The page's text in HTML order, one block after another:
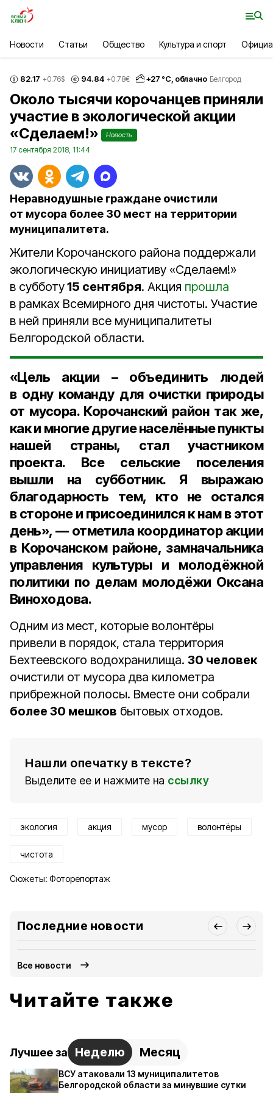
Новости Статьи Общество Культура и спорт
82.17 +0.76$ 94.84 +0.78€ +27 °С, облачно Белгород
Около тысячи корочанцев приняли
участие в экологической акции
«Сделаем!»
Новость
17 сентября 2018, 11:44
Неравнодушные граждане очистили
от мусора более 30 мест на территории
муниципалитета.
Жители Корочанского района поддержали
экологическую инициативу «Сделаем!»
в субботу15 сентября. Акция прошла
в рамках Всемирного дня чистоты. Участие
в ней приняли все муниципалитеты
Белгородской области.
«Цель акции – объединить людей
в одну команду для очистки природы
от мусора. Корочанский район так же,
как и многие другие населённые пункты
нашей страны, стал участником
проекта. Все сельские поселения
вышли на субботник. Я выражаю
благодарность тем, кто не остался
в стороне и присоединился к нам в этот
день», — отметила координатор акции
в Корочанском районе, замначальника
управления культуры и молодёжной
политики по делам молодёжи Оксана
Виноходова.
Одним из мест, которые волонтёры
привели в порядок, стала территория
Бехтеевского водохранилища. 30 человек
очистили от мусора два километра
прибрежной полосы. Вместе они собрали
более 30 мешков бытовых отходов.
Нашли опечатку в тексте?
Выделите ее и нажмите на ссылку
экология акция мусор волонтёры
чистота
Сюжеты: Фоторепортаж
Последние новости
Все новости
Читайте также
Лучшее за Неделю Месяц
ВСУ атаковали 13 муниципалитетов
Белгородской области за минувшие сутки